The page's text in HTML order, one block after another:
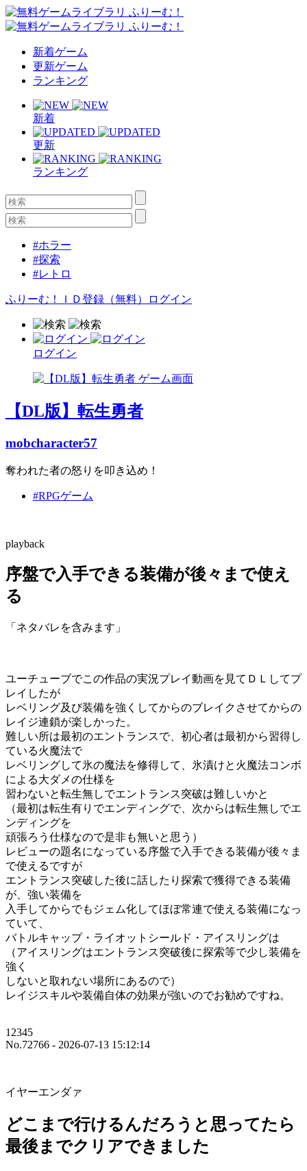
新着ゲーム
更新ゲーム
ランキング
新着
更新
ランキング
#ホラー
#探索
#レトロ
ふりーむ！ＩＤ登録（無料） ログイン
ログイン
【DL版】転生勇者
mobcharacter57
奪われた者の怒りを叩き込め！
#RPGゲーム
playback
序盤で入手できる装備が後々まで使え
る
「ネタバレを含みます」
ユーチューブでこの作品の実況プレイ動画を見てＤＬしてプ
レイしたが
レベリング及び装備を強くしてからのブレイクさせてからの
レイジ連鎖が楽しかった。
難しい所は最初のエントランスで、初心者は最初から習得し
ている火魔法で
レベリングして氷の魔法を修得して、氷漬けと火魔法コンボ
による大ダメの仕様を
習わないと転生無しでエントランス突破は難しいかと
（最初は転生有りでエンディングで、次からは転生無しでエ
ンディングを
頑張ろう仕様なので是非も無いと思う）
レビューの題名になっている序盤で入手できる装備が後々ま
で使えるですが
エントランス突破した後に話したり探索で獲得できる装備
が、強い装備を
入手してからでもジェム化してほぼ常連で使える装備になっ
ていて、
バトルキャップ・ライオットシールド・アイスリングは
（アイスリングはエントランス突破後に探索等で少し装備を
強く
しないと取れない場所にあるので）
レイジスキルや装備自体の効果が強いのでお勧めですね。
12345
No.72766 - 2026-07-13 15:12:14
イヤーエンダァ
どこまで行けるんだろうと思ってたら
最後までクリアできました